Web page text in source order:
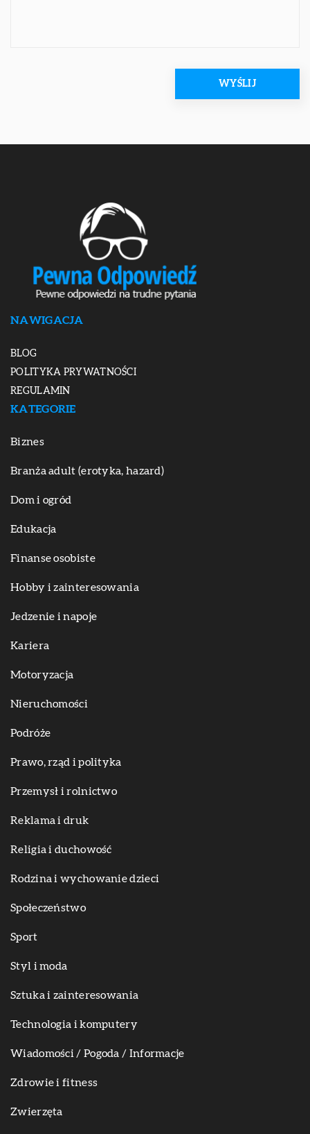
NAWIGACJA
BLOG
POLITYKA PRYWATNOŚCI
REGULAMIN
KATEGORIE
Biznes
Branża adult (erotyka, hazard)
Dom i ogród
Edukacja
Finanse osobiste
Hobby i zainteresowania
Jedzenie i napoje
Kariera
Motoryzacja
Nieruchomości
Podróże
Prawo, rząd i polityka
Przemysł i rolnictwo
Reklama i druk
Religia i duchowość
Rodzina i wychowanie dzieci
Społeczeństwo
Sport
Styl i moda
Sztuka i zainteresowania
Technologia i komputery
Wiadomości / Pogoda / Informacje
Zdrowie i fitness
Zwierzęta